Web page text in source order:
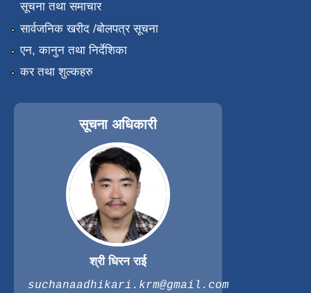
सूचना तथा समाचार
सार्वजनिक खरीद /बोलपत्र सूचना
एन, कानुन तथा निर्देशिका
कर तथा शुल्कहरु
सूचना अधिकारी
श्री धिरन राई
suchanaadhikari.krm@gmail.com